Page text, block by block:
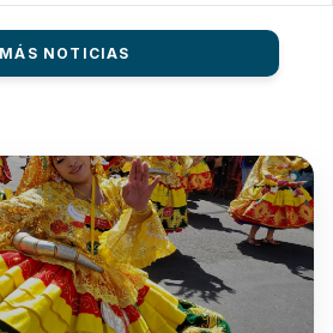
MÁS NOTICIAS